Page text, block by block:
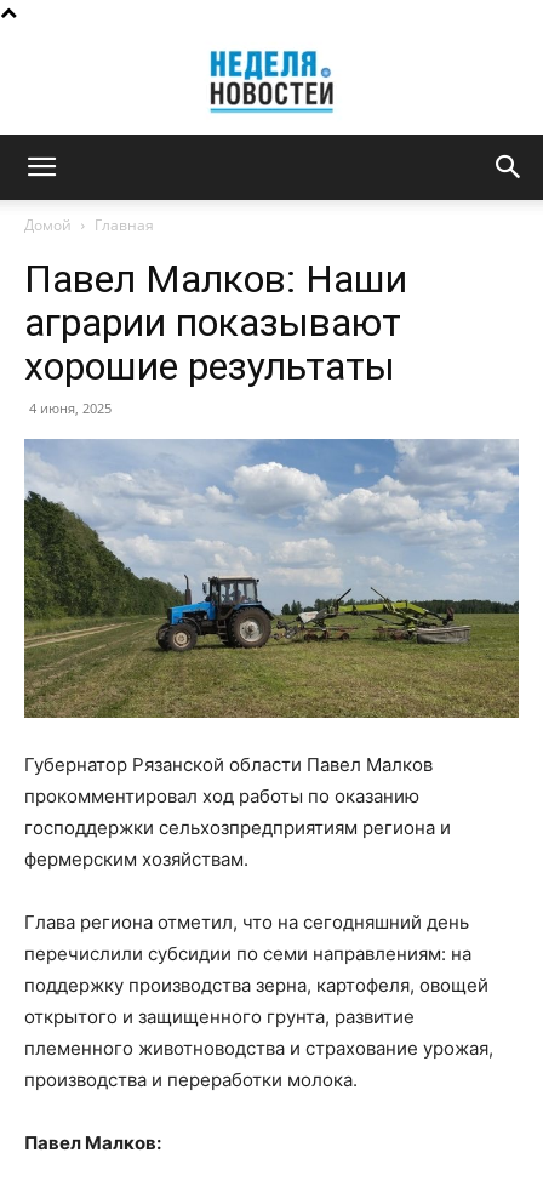
новостей
Домой Главная
Павел Малков: Наши
аграрии показывают
хорошие результаты
4 июня, 2025
Губернатор Рязанской области Павел Малков
прокомментировал ход работы по оказанию
господдержки сельхозпредприятиям региона и
фермерским хозяйствам.
Глава региона отметил, что на сегодняшний день
перечислили субсидии по семи направлениям: на
поддержку производства зерна, картофеля, овощей
открытого и защищенного грунта, развитие
племенного животноводства и страхование урожая,
производства и переработки молока.
Павел Малков: